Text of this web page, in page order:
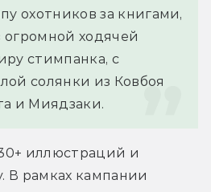
охотников за книгами,
ходячей
стимпанка, с
солянки из Ковбоя
и Миядзаки.
иллюстраций и
В рамках кампании